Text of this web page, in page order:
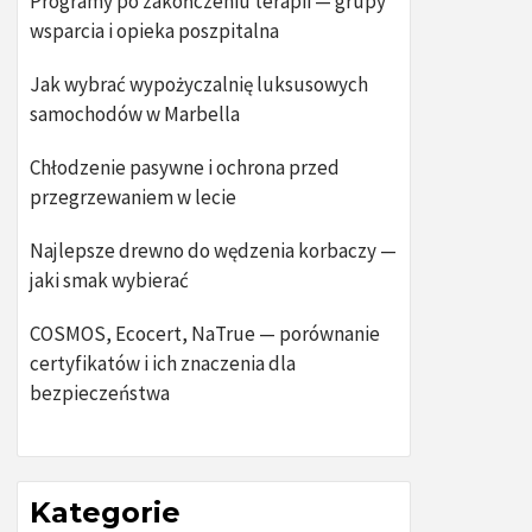
wsparcia i opieka poszpitalna
Jak wybrać wypożyczalnię luksusowych
samochodów w Marbella
Chłodzenie pasywne i ochrona przed
przegrzewaniem w lecie
Najlepsze drewno do wędzenia korbaczy —
jaki smak wybierać
COSMOS, Ecocert, NaTrue — porównanie
certyfikatów i ich znaczenia dla
bezpieczeństwa
Kategorie